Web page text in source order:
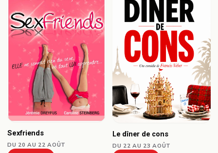
Sexfriends
DU 20 AU 22 AOÛT
Le dîner de cons
DU 22 AU 23 AOÛT